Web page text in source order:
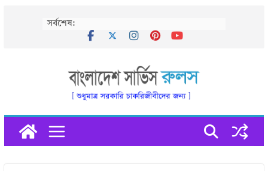
সর্বশেষ: